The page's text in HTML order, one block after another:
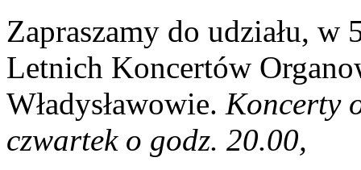
Zapraszamy do udziału,
Letnich Koncertów
Władysławowie. Koncerty
czwartek o godz. 20.00,